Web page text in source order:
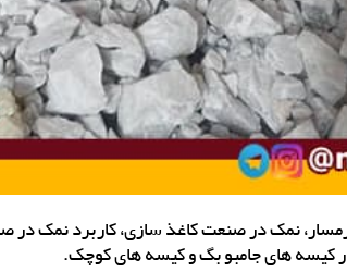
نمک در صنعت کاغذ سازی، کاربرد نمک در
کیسه های جامبو بگ و کیسه های کوچک.